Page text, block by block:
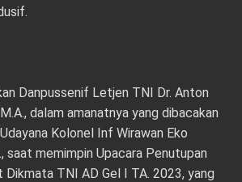
Danpussenif Letjen TNI Dr. Anton
dalam amanatnya yang dibacakan
Kolonel Inf Wirawan Eko
saat memimpin Upacara Penutupan
TNI AD Gel I TA. 2023, yang